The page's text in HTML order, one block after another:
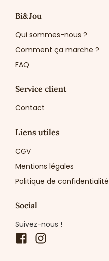
Bi&Jou
Qui sommes-nous ?
Comment ça marche ?
FAQ
Service client
Contact
Liens utiles
CGV
Mentions légales
Politique de confidentialité
Social
Suivez-nous !
Facebook